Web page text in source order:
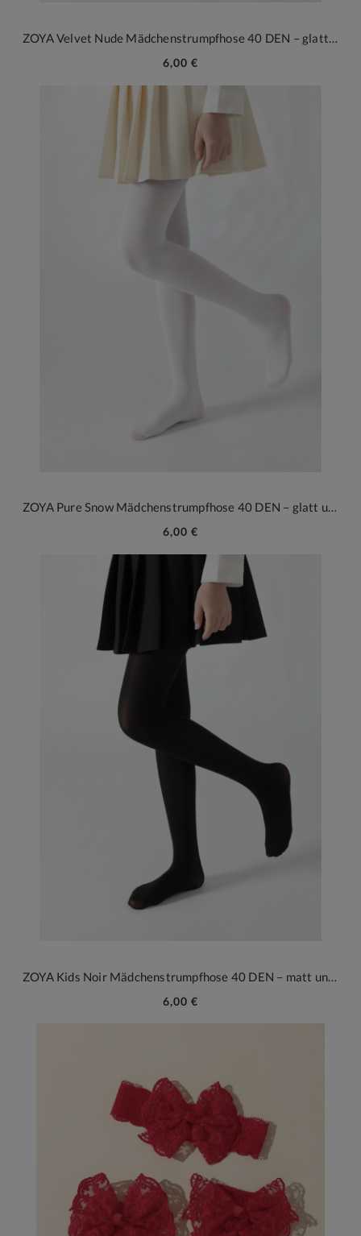
ZOYA Velvet Nude Mädchenstrumpfhose 40 DEN – glatt und festlich
6,00 €
ZOYA Pure Snow Mädchenstrumpfhose 40 DEN – glatt und elegant
6,00 €
ZOYA Kids Noir Mädchenstrumpfhose 40 DEN – matt und blickdicht
6,00 €